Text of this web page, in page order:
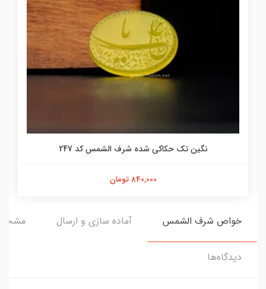
نگین تک حکاکی شده شرف الشمس کد 247
840,000 تومان
خواص شرف الشمس آماده سازی و ارسال
دیدگاه‌ها